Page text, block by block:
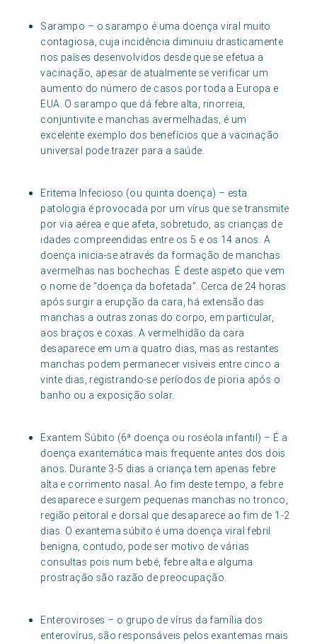
Sarampo – o sarampo é uma doença viral muito
contagiosa, cuja incidência diminuiu drasticamente
nos países desenvolvidos desde que se efetua a
vacinação, apesar de atualmente se verificar um
aumento do número de casos por toda a Europa e
EUA. O sarampo que dá febre alta, rinorreia,
conjuntivite e manchas avermelhadas, é um
excelente exemplo dos benefícios que a vacinação
universal pode trazer para a saúde.
Eritema Infecioso (ou quinta doença) – esta
patologia é provocada por um vírus que se transmite
por via aérea e que afeta, sobretudo, as crianças de
idades compreendidas entre os 5 e os 14 anos. A
doença inicia-se através da formação de manchas
avermelhas nas bochechas. É deste aspeto que vem
o nome de “doença da bofetada”. Cerca de 24 horas
após surgir a erupção da cara, há extensão das
manchas a outras zonas do corpo, em particular,
aos braços e coxas. A vermelhidão da cara
desaparece em um a quatro dias, mas as restantes
manchas podem permanecer visíveis entre cinco a
vinte dias, registrando-se períodos de pioria após o
banho ou a exposição solar.
Exantem Súbito (6ª doença ou roséola infantil) – É a
doença exantemática mais frequente antes dos dois
anos. Durante 3-5 dias a criança tem apenas febre
alta e corrimento nasal. Ao fim deste tempo, a febre
desaparece e surgem pequenas manchas no tronco,
região peitoral e dorsal que desaparece ao fim de 1-2
dias. O exantema súbito é uma doença viral febril
benigna, contudo, pode ser motivo de várias
consultas pois num bebé, febre alta e alguma
prostração são razão de preocupação.
Enteroviroses – o grupo de vírus da família dos
enterovírus, são responsáveis pelos exantemas mais